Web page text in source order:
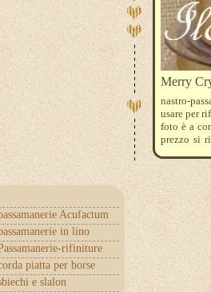
Acufactum
in lino
rifiniture
piatta per borse
e slalon
Merry
nastro-
usare per
foto è a
prezzo si